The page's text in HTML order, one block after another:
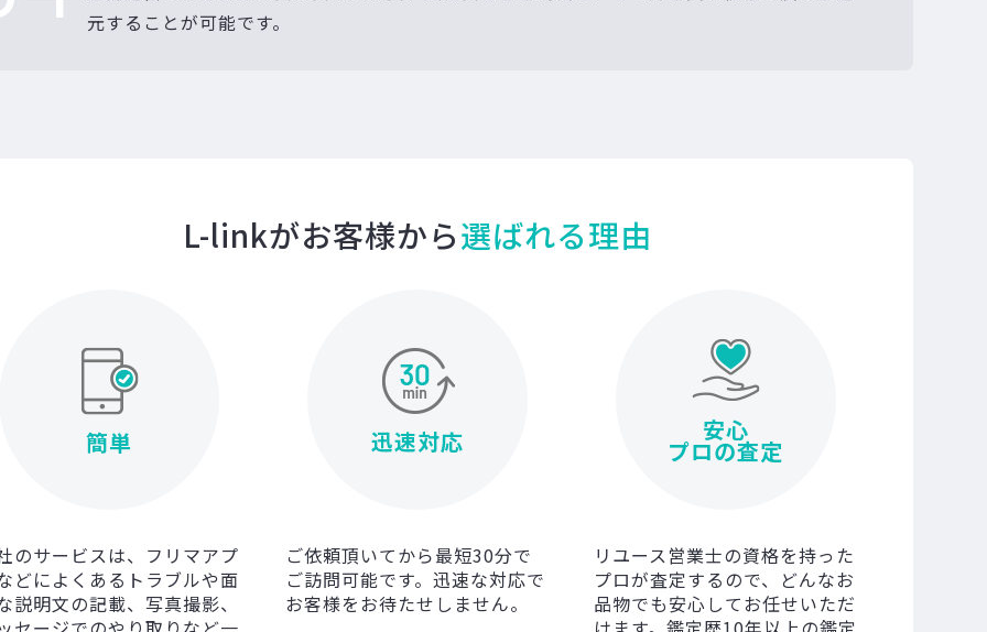
元することが可能です。
L-linkがお客様から選ばれる理由
簡単
のサービスは、フリマアプ
どによくあるトラブルや面
説明文の記載、写真撮影、
迅速対応
ご依頼頂いてから最短30分で
ご訪問可能です。迅速な対応で
お客様をお待たせしません。
安心
プロの査定
リユース営業士の資格を持った
プロが査定するので、どんなお
品物でも安心してお任せいただ